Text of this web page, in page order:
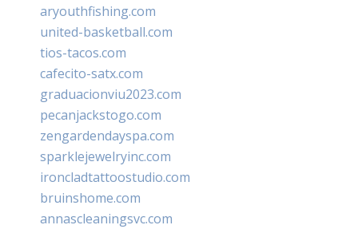
aryouthfishing.com
united-basketball.com
tios-tacos.com
cafecito-satx.com
graduacionviu2023.com
pecanjackstogo.com
zengardendayspa.com
sparklejewelryinc.com
ironcladtattoostudio.com
bruinshome.com
annascleaningsvc.com